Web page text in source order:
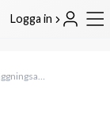
Logga in
Montico söker Anläggningsarbetare!